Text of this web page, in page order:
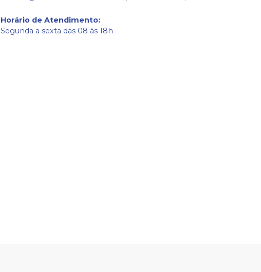
Horário de Atendimento:
Segunda a sexta das 08 às 18h